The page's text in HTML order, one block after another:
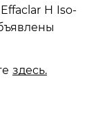
H Iso-
здесь.